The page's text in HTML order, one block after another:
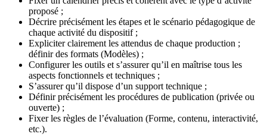
proposé ;
Décrire précisément les étapes et le scénario pédagogique de
chaque activité du dispositif ;
Expliciter clairement les attendus de chaque production ;
définir des formats (Modèles) ;
Configurer les outils et s’assurer qu’il en maîtrise tous les
aspects fonctionnels et techniques ;
S’assurer qu’il dispose d’un support technique ;
Définir précisément les procédures de publication (privée ou
ouverte) ;
Fixer les règles de l’évaluation (Forme, contenu, interactivité,
etc.).